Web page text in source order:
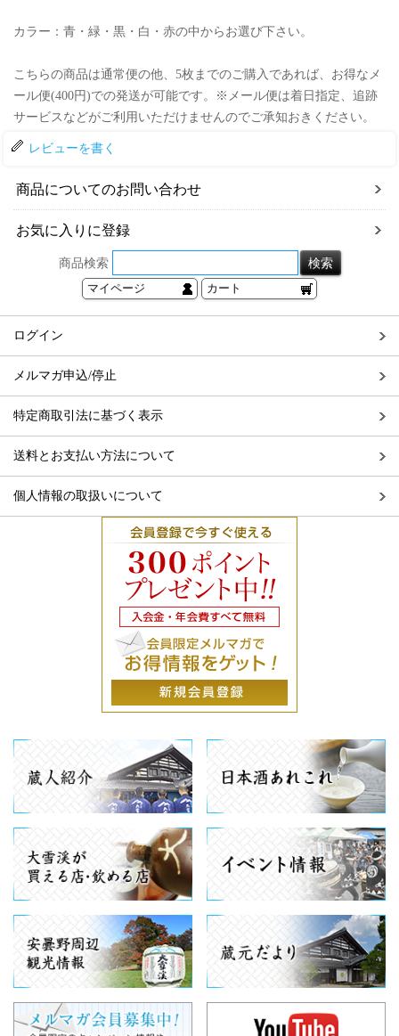
カラー：青・緑・黒・白・赤の中からお選び下さい。
こちらの商品は通常便の他、5枚までのご購入であれば、お得なメ
ール便(400円)での発送が可能です。※メール便は着日指定、追跡
サービスなどがご利用いただけませんのでご承知おきください。
レビューを書く
商品についてのお問い合わせ
お気に入りに登録
商品検索
マイページ カート
ログイン
メルマガ申込/停止
特定商取引法に基づく表示
送料とお支払い方法について
個人情報の取扱いについて